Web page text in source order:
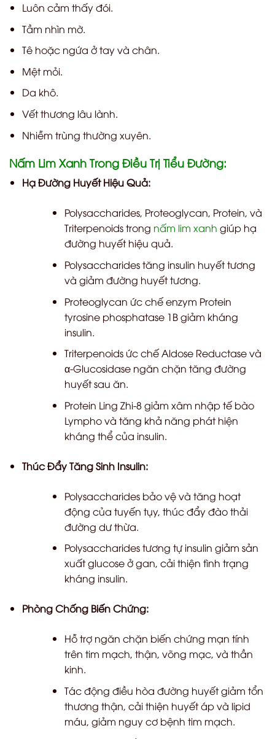
Luôn cảm thấy đói.
Tầm nhìn mờ.
Tê hoặc ngứa ở tay và chân.
Mệt mỏi.
Da khô.
Vết thương lâu lành.
Nhiễm trùng thường xuyên.
Nấm Lim Xanh Trong Điều Trị Tiểu Đường:
Hạ Đường Huyết Hiệu Quả:
Polysaccharides, Proteoglycan, Protein, và
Triterpenoids trong nấm lim xanh giúp hạ
đường huyết hiệu quả.
Polysaccharides tăng insulin huyết tương
và giảm đường huyết tương.
Proteoglycan ức chế enzym Protein
tyrosine phosphatase 1B giảm kháng
insulin.
Triterpenoids ức chế Aldose Reductase và
α-Glucosidase ngăn chặn tăng đường
huyết sau ăn.
Protein Ling Zhi-8 giảm xâm nhập tế bào
Lympho và tăng khả năng phát hiện
kháng thể của insulin.
Thúc Đẩy Tăng Sinh Insulin:
Polysaccharides bảo vệ và tăng hoạt
động của tuyến tụy, thúc đẩy đào thải
đường dư thừa.
Polysaccharides tương tự insulin giảm sản
xuất glucose ở gan, cải thiện tình trạng
kháng insulin.
Phòng Chống Biến Chứng:
Hỗ trợ ngăn chặn biến chứng mạn tính
trên tim mạch, thận, võng mạc, và thần
kinh.
Tác động điều hòa đường huyết giảm tổn
thương thận, cải thiện huyết áp và lipid
máu, giảm nguy cơ bệnh tim mạch.